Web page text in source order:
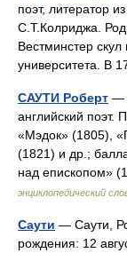
поэт, литератор
С.Т.Колриджа.
Вестминстер
университета. В
САУТИ Роберт —
английский поэт.
«Мэдок» (1805),
(1821) и др.;
над епископом»
энциклопедический
Саути — Саути,
рождения: 12